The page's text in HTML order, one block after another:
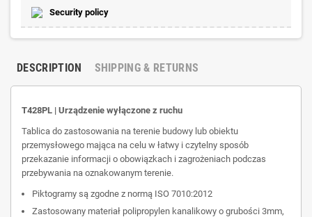
Security policy
DESCRIPTION SHIPPING & RETURNS
T428PL | Urządzenie wyłączone z ruchu
Tablica do zastosowania na terenie budowy lub obiektu
przemysłowego mająca na celu w łatwy i czytelny sposób
przekazanie informacji o obowiązkach i zagrożeniach podczas
przebywania na oznakowanym terenie.
Piktogramy są zgodne z normą ISO 7010:2012
Zastosowany materiał polipropylen kanalikowy o grubości 3mm,